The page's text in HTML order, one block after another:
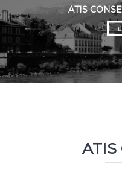
n
n
u
ATIS
ATIS